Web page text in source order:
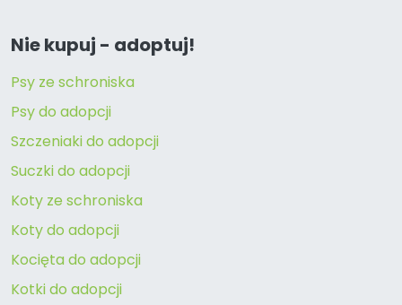
Nie kupuj - adoptuj!
Psy ze schroniska
Psy do adopcji
Szczeniaki do adopcji
Suczki do adopcji
Koty ze schroniska
Koty do adopcji
Kocięta do adopcji
Kotki do adopcji